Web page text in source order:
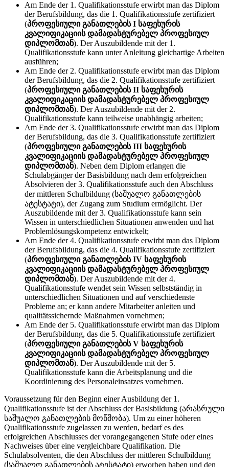
Am Ende der 1. Qualifikationsstufe erwirbt man das Diplom
der Berufsbildung, das die 1. Qualifikationsstufe zertifiziert
(პროფესიული განათლების I საფეხურის
კვალიფიკაციის დამადასტურებელ პროფესიულ
დიპლომთან). Der Auszubildende mit der 1.
Qualifikationsstufe kann unter Anleitung gleichartige Arbeiten
ausführen;
Am Ende der 2. Qualifikationsstufe erwirbt man das Diplom
der Berufsbildung, das die 2. Qualifikationsstufe zertifiziert
(პროფესიული განათლების II საფეხურის
კვალიფიკაციის დამადასტურებელ პროფესიულ
დიპლომთან). Der Auszubildende mit der 2.
Qualifikationsstufe kann teilweise unabhängig arbeiten;
Am Ende der 3. Qualifikationsstufe erwirbt man das Diplom
der Berufsbildung, das die 3. Qualifikationsstufe zertifiziert
(პროფესიული განათლების III საფეხურის
კვალიფიკაციის დამადასტურებელ პროფესიულ
დიპლომთან). Neben dem Diplom erlangen die
Schulabgänger der Basisbildung nach dem erfolgreichen
Absolvieren der 3. Qualifikationsstufe auch den Abschluss
der mittleren Schulbildung (საშუალო განათლების
ატესტატი), der Zugang zum Studium ermöglicht. Der
Auszubildende mit der 3. Qualifikationsstufe kann sein
Wissen in unterschiedlichen Situationen anwenden und hat
Problemlösungskompetenz entwickelt;
Am Ende der 4. Qualifikationsstufe erwirbt man das Diplom
der Berufsbildung, das die 4. Qualifikationsstufe zertifiziert
(პროფესიული განათლების IV საფეხურის
კვალიფიკაციის დამადასტურებელ პროფესიულ
დიპლომთან). Der Auszubildende mit der 4.
Qualifikationsstufe wendet sein Wissen selbstständig in
unterschiedlichen Situationen und auf verschiedenste
Probleme an; er kann andere Mitarbeiter anleiten und
qualitätssichernde Maßnahmen vornehmen;
Am Ende der 5. Qualifikationsstufe erwirbt man das Diplom
der Berufsbildung, das die 5. Qualifikationsstufe zertifiziert
(პროფესიული განათლების V საფეხურის
კვალიფიკაციის დამადასტურებელ პროფესიულ
დიპლომთან). Der Auszubildende mit der 5.
Qualifikationsstufe kann die Arbeitsplanung und die
Koordinierung des Personaleinsatzes vornehmen.
Voraussetzung für den Beginn einer Ausbildung der 1.
Qualifikationsstufe ist der Abschluss der Basisbildung (არასრული
საშუალო განათლების მოწმობა). Um zu einer höheren
Qualifikationsstufe zugelassen zu werden, bedarf es des
erfolgreichen Abschlusses der vorangegangenen Stufe oder eines
Nachweises über eine vergleichbare Qualifikation. Die
Schulabsolventen, die den Abschluss der mittleren Schulbildung
(საშუალო განათლების ატესტატი) erworben haben und den